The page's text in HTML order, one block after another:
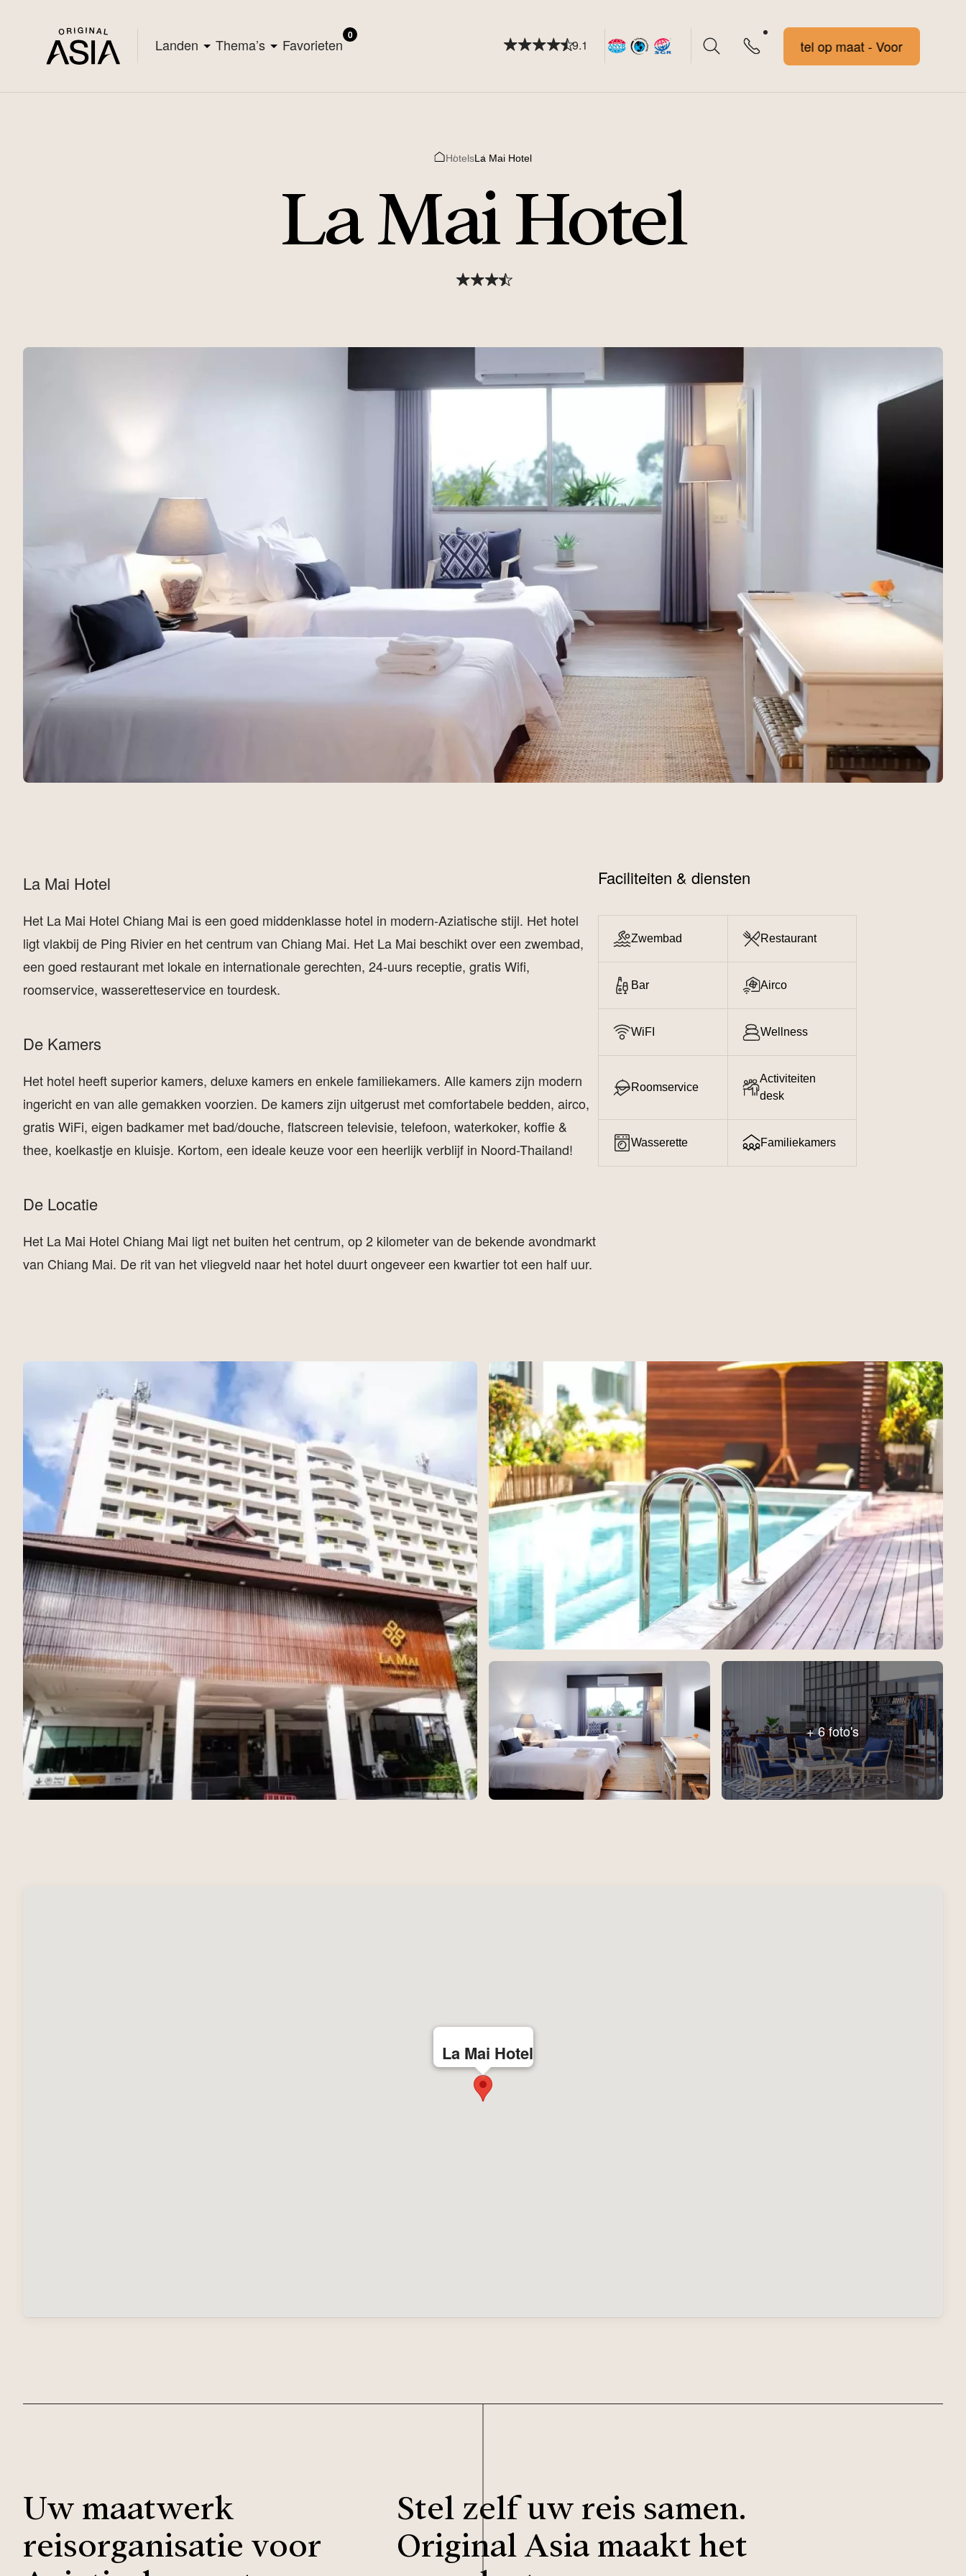
Landen Thema’s Favorieten
0
9.1 Voorstel op maat - Voorstel op maat
HotelsLa Mai Hotel
La Mai Hotel
La Mai Hotel
Het La Mai Hotel Chiang Mai is een goed middenklasse hotel in modern-Aziatische stijl. Het hotel
ligt vlakbij de Ping Rivier en het centrum van Chiang Mai. Het La Mai beschikt over een zwembad,
een goed restaurant met lokale en internationale gerechten, 24-uurs receptie, gratis Wifi,
roomservice, wasseretteservice en tourdesk.
De Kamers
Het hotel heeft superior kamers, deluxe kamers en enkele familiekamers. Alle kamers zijn modern
ingericht en van alle gemakken voorzien. De kamers zijn uitgerust met comfortabele bedden, airco,
gratis WiFi, eigen badkamer met bad/douche, flatscreen televisie, telefoon, waterkoker, koffie &
thee, koelkastje en kluisje. Kortom, een ideale keuze voor een heerlijk verblijf in Noord-Thailand!
De Locatie
Het La Mai Hotel Chiang Mai ligt net buiten het centrum, op 2 kilometer van de bekende avondmarkt
van Chiang Mai. De rit van het vliegveld naar het hotel duurt ongeveer een kwartier tot een half uur.
Faciliteiten & diensten
Zwembad Restaurant
Bar Airco
WiFI Wellness
Roomservice
Activiteiten
desk
Wasserette Familiekamers
+ 6 foto's
La Mai Hotel
Uw maatwerk
reisorganisatie voor
Stel zelf uw reis samen.
Original Asia maakt het